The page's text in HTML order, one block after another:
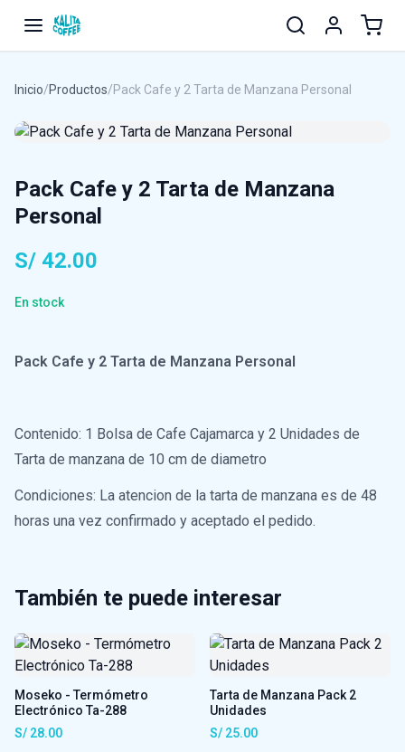
Inicio/Productos/Pack Cafe y 2 Tarta de Manzana Personal
Pack Cafe y 2 Tarta de Manzana
Personal
S/ 42.00
En stock
Pack Cafe y 2 Tarta de Manzana Personal
Contenido: 1 Bolsa de Cafe Cajamarca y 2 Unidades de
Tarta de manzana de 10 cm de diametro
Condiciones: La atencion de la tarta de manzana es de 48
horas una vez confirmado y aceptado el pedido.
También te puede interesar
Moseko - Termómetro
Electrónico Ta-288
S/ 28.00
Tarta de Manzana Pack 2
Unidades
S/ 25.00